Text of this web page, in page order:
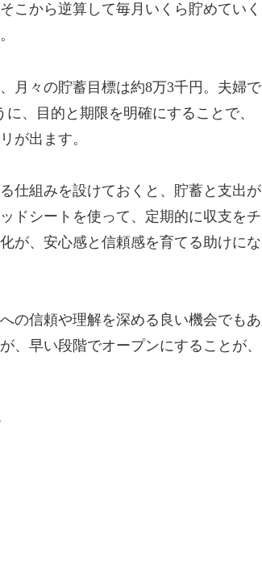
こから逆算して毎月いくら貯めていく
月々の貯蓄目標は約8万3千円。夫婦で
、目的と期限を明確にすることで、
が出ます。
仕組みを設けておくと、貯蓄と支出が
ドシートを使って、定期的に収支をチ
が、安心感と信頼感を育てる助けにな
の信頼や理解を深める良い機会でもあ
、早い段階でオープンにすることが、